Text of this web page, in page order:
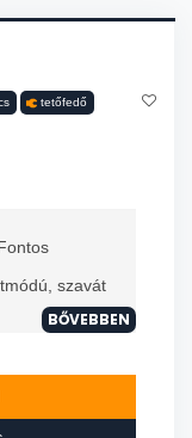
tetőfedő
szavát
BŐVEBBEN